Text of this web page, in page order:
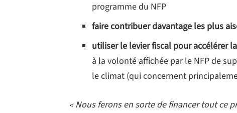
programme du NFP
faire contribuer davantage les plus
utiliser le levier fiscal pour accélérer
à la volonté affichée par le NFP de
le climat (qui concernent
« Nous ferons en sorte de financer tout ce